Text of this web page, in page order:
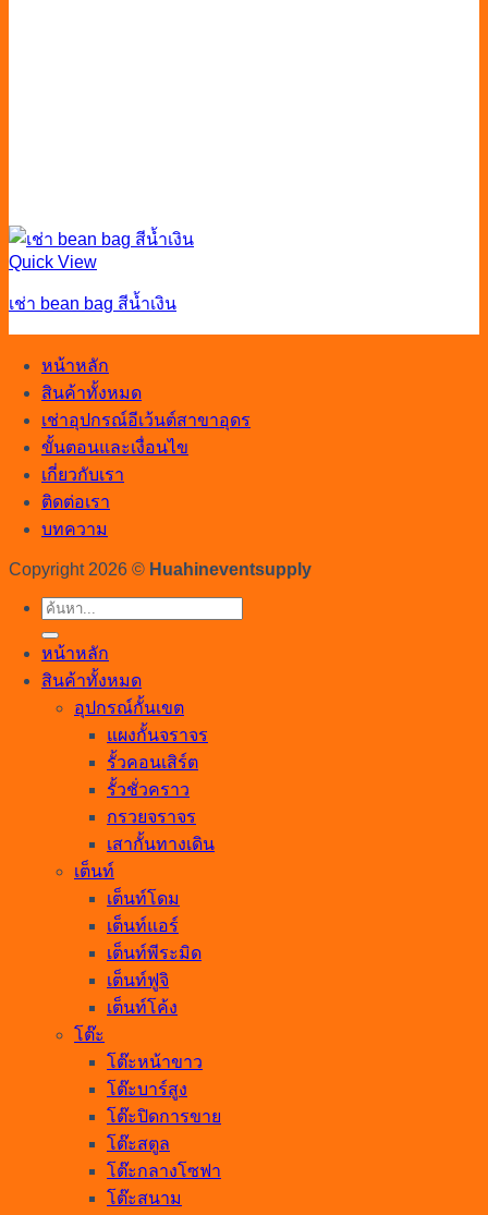
Quick View
เช่า bean bag สีน้ำเงิน
หน้าหลัก
สินค้าทั้งหมด
เช่าอุปกรณ์อีเว้นต์สาขาอุดร
ขั้นตอนและเงื่อนไข
เกี่ยวกับเรา
ติดต่อเรา
บทความ
Copyright 2026 © Huahineventsupply
ค้นหา:
หน้าหลัก
สินค้าทั้งหมด
อุปกรณ์กั้นเขต
แผงกั้นจราจร
รั้วคอนเสิร์ต
รั้วชั่วคราว
กรวยจราจร
เสากั้นทางเดิน
เต็นท์
เต็นท์โดม
เต็นท์แอร์
เต็นท์พีระมิด
เต็นท์ฟูจิ
เต็นท์โค้ง
โต๊ะ
โต๊ะหน้าขาว
โต๊ะบาร์สูง
โต๊ะปิดการขาย
โต๊ะสตูล
โต๊ะกลางโซฟา
โต๊ะสนาม